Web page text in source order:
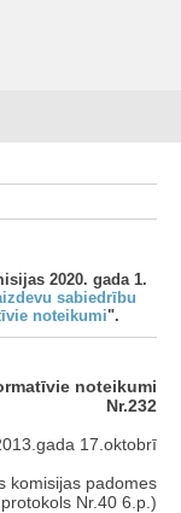
2020. gada 1.
sabiedrību
noteikumi".
noteikumi
Nr.232
17.oktobrī
komisijas padomes
Nr.40 6.p.)